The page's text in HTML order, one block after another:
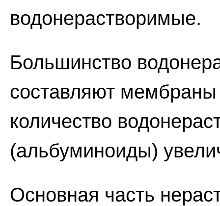
водонерастворимые.
Большинство
составляют мембраны
количество
(альбуминоиды)
Основная часть